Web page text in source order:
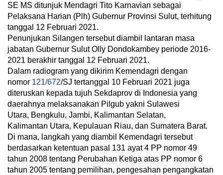
SE MS ditunjuk Mendagri Tito Karnavian sebagai
Pelaksana Harian (Plh) Gubernur Provinsi Sulut, terhitung
tanggal 12 Februari 2021.
Penunjukan Silangen tersebut diambil lantaran masa
jabatan Gubernur Sulut Olly Dondokambey periode 2016-
2021 berakhir tanggal 12 Februari 2021.
Dalam radiogram yang dikirim Kemendagri dengan
nomor 121/672/SJ tertanggal 10 Februari 2021 juga
diteruskan kepada tujuh Sekdaprov di Indonesia yang
daerahnya melaksanakan Pilgub yakni Sulawesi
Utara, Bengkulu, Jambi, Kalimantan Selatan,
Kalimantan Utara, Kepulauan Riau, dan Sumatera Barat.
Di mana, langkah yang diambil Kemendagri tersebut
berdasarkan ketentuan pasal 131 ayat 4 PP nomor 49
tahun 2008 tentang Perubahan Ketiga atas PP nomor 6
tahun 2005 tentang pemilihan, pengesahan pengangkatan